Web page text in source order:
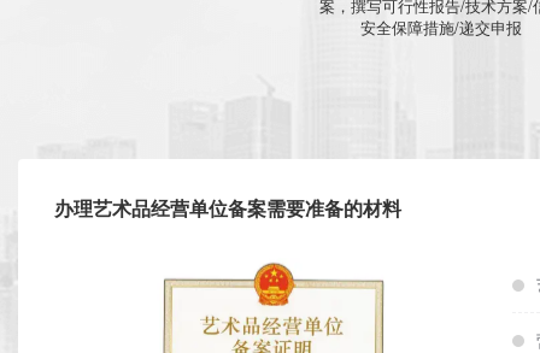
案，撰写可行性报告/技术方案/
安全保障措施/递交申报
办理艺术品经营单位备案需要准备的材料